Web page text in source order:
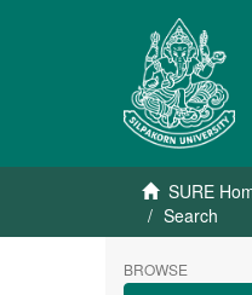
SURE
Search
BROWSE